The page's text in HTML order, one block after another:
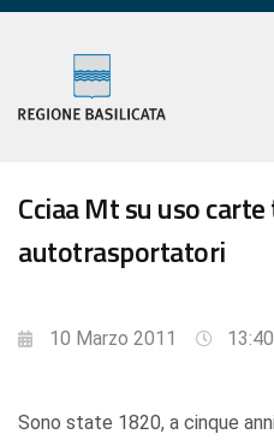
Cciaa Mt su uso
autotrasportatori
10 Marzo 2011 13:40
Sono state 1820, a cinque